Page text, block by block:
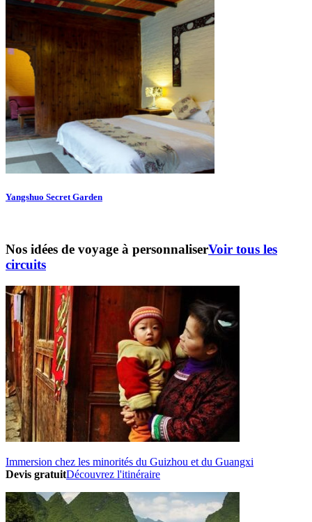
Yangshuo Secret Garden
Nos idées de voyage à personnaliserVoir tous les
circuits
Immersion chez les minorités du Guizhou et du Guangxi
Devis gratuitDécouvrez l'itinéraire